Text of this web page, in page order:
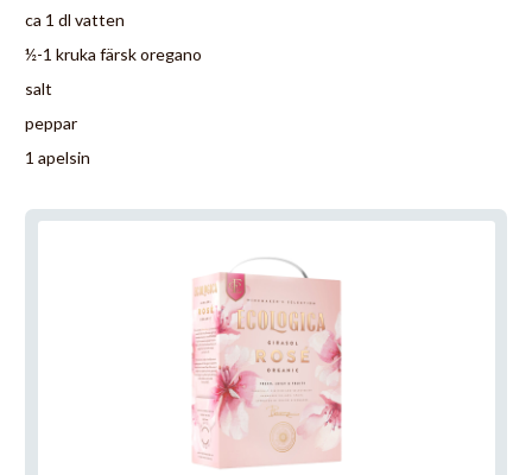
ca 1 dl vatten
½-1 kruka färsk oregano
salt
peppar
1 apelsin